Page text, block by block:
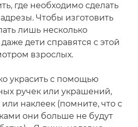
где необходимо сделать
Чтобы изготовить
лишь несколько
дети справятся с этой
взрослых.
украсить с помощью
ручек или украшений,
наклеек (помните, что с
они больше не будут